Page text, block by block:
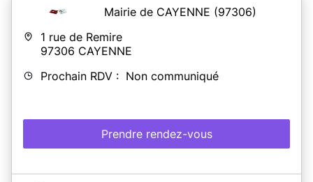
Du Lundi au Samediuniquement sur rendez-vous
Lors de la prise du rendez-vous, indiquer le nom de la
personne concernée par la demande (exemple: nom de
jeune fille, nom du mineur)
rendez-vous
En savoir plus
Mairie de CAYENNE (97306)
1 rue de Remire
97306 CAYENNE
Prochain RDV : Non communiqué
Prendre rendez-vous